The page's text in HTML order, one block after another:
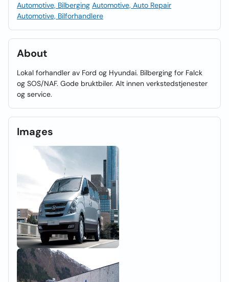
Automotive, Bilberging Automotive, Auto Repair
Automotive, Bilforhandlere
About
Lokal forhandler av Ford og Hyundai. Bilberging for Falck
og SOS/NAF. Gode bruktbiler. Alt innen verkstedstjenester
og service.
Images